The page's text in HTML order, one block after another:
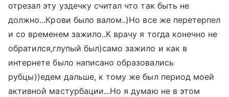
отрезал эту уздечку считал что так быть не
должно...Крови было валом..)Но все же перетерпел
и со временем зажило..К врачу я тогда конечно не
обратился,глупый был)само зажило и как в
интернете было написано образовались
рубцы))едем дальше, к тому же был период моей
активной мастурбации...Но я думаю не в этом